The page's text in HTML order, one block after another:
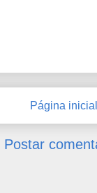
Página inicial
Postar